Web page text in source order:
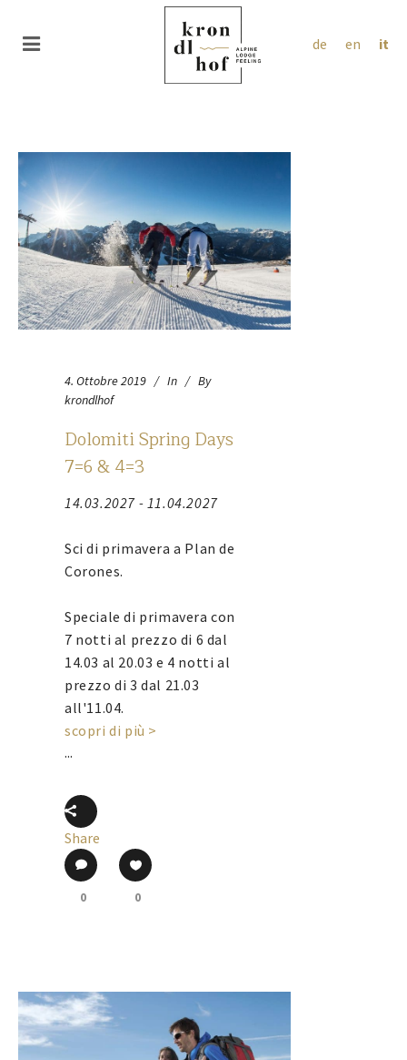
de en it
4. Ottobre 2019 In
By
krondlhof
Dolomiti Spring Days
7=6 & 4=3
14.03.2027 - 11.04.2027
Sci di primavera a Plan de
Corones.
Speciale di primavera con
7 notti al prezzo di 6 dal
14.03 al 20.03 e 4 notti al
prezzo di 3 dal 21.03
all'11.04.
scopri di più >
...
Share
0 0